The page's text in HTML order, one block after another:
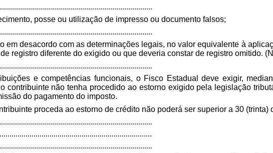
posse ou utilização de impresso ou documento falsos;
em desacordo com as determinações legais, no valor equivalente à
registro diferente do exigido ou que deveria constar de registro omitido.
e competências funcio­nais, o Fisco Estadual deve exigir,
contribuinte não tenha procedido ao estorno exigido pela legislação
do pagamento do imposto.
proceda ao estorno de crédito não poderá ser superior a 30 (trinta)